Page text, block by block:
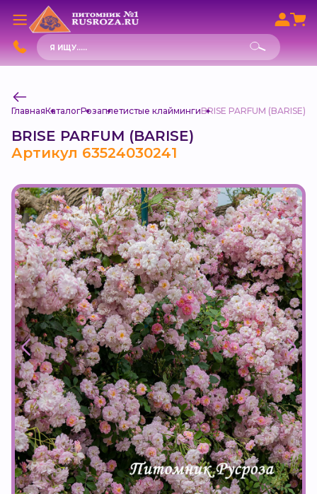
Поиск
товаров
ГлавнаяКаталогРозаплетистые клаймингиBRISE PARFUM (BARISE)
BRISE PARFUM (BARISE)
Артикул 63524030241